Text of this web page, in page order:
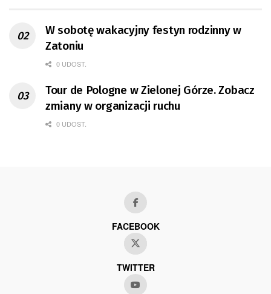
W sobotę wakacyjny festyn rodzinny w
Zatoniu
0 UDOST.
Tour de Pologne w Zielonej Górze. Zobacz
zmiany w organizacji ruchu
0 UDOST.
FACEBOOK
TWITTER